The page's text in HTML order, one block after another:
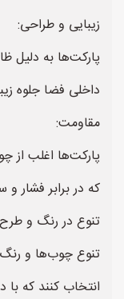
زیبایی و طراحی:
پارکت‌ها به دلیل
داخلی فضا جلوه
مقاومت:
پارکت‌ها اغلب
که در برابر فشار
تنوع در رنگ و
تنوع چوب‌ها و
انتخاب کنند که